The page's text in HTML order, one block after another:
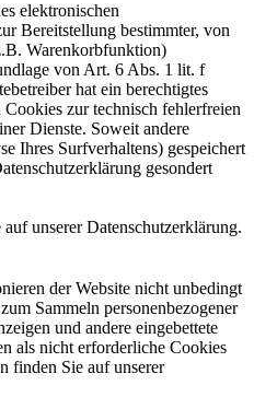
elektronischen
Bereitstellung bestimmter, von
Warenkorbfunktion)
von Art. 6 Abs. 1 lit. f
hat ein berechtigtes
zur technisch fehlerfreien
Dienste. Soweit andere
Ihres Surfverhaltens) gespeichert
gesondert
unserer Datenschutzerklärung.
der Website nicht unbedingt
Sammeln personenbezogener
und andere eingebettete
als nicht erforderliche Cookies
finden Sie auf unserer